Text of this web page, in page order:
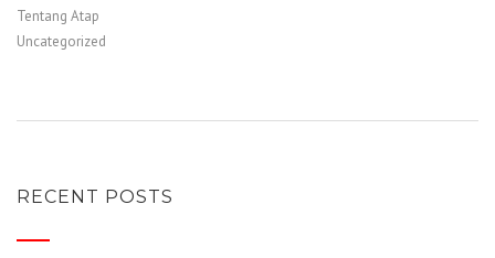
Tentang Atap
Uncategorized
RECENT POSTS